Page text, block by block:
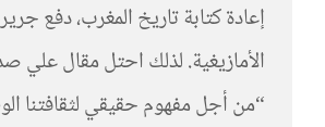
إعادة كتابة تاريخ المغرب، دفع
الأمازيغية. لذلك احتل مقال علي
“من أجل مفهوم حقيقي لثقافتنا